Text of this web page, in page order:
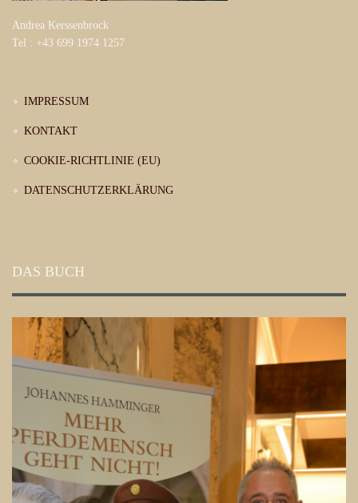
Andrea Kerssenbrock
Tel : +43 699 1974 1257
IMPRESSUM
KONTAKT
COOKIE-RICHTLINIE (EU)
DATENSCHUTZERKLÄRUNG
DAS BUCH